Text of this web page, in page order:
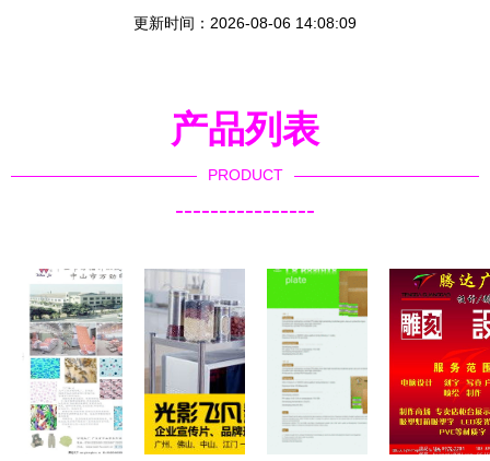
更新时间：2026-08-06 14:08:09
产品列表
PRODUCT
----------------